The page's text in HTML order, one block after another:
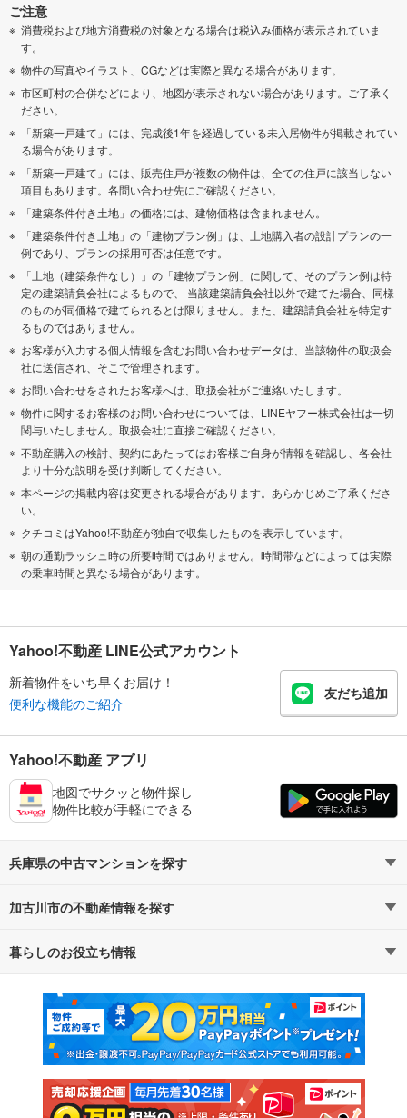
ご注意
消費税および地方消費税の対象となる場合は税込み価格が表示されていま
す。
物件の写真やイラスト、CGなどは実際と異なる場合があります。
市区町村の合併などにより、地図が表示されない場合があります。ご了承く
ださい。
「新築一戸建て」には、完成後1年を経過している未入居物件が掲載されてい
る場合があります。
「新築一戸建て」には、販売住戸が複数の物件は、全ての住戸に該当しない
項目もあります。各問い合わせ先にご確認ください。
「建築条件付き土地」の価格には、建物価格は含まれません。
「建築条件付き土地」の「建物プラン例」は、土地購入者の設計プランの一
例であり、プランの採用可否は任意です。
「土地（建築条件なし）」の「建物プラン例」に関して、そのプラン例は特
定の建築請負会社によるもので、 当該建築請負会社以外で建てた場合、同様
のものが同価格で建てられるとは限りません。また、建築請負会社を特定す
るものではありません。
お客様が入力する個人情報を含むお問い合わせデータは、当該物件の取扱会
社に送信され、そこで管理されます。
お問い合わせをされたお客様へは、取扱会社がご連絡いたします。
物件に関するお客様のお問い合わせについては、LINEヤフー株式会社は一切
関与いたしません。取扱会社に直接ご確認ください。
不動産購入の検討、契約にあたってはお客様ご自身が情報を確認し、各会社
より十分な説明を受け判断してください。
本ページの掲載内容は変更される場合があります。あらかじめご了承くださ
い。
クチコミはYahoo!不動産が独自で収集したものを表示しています。
朝の通勤ラッシュ時の所要時間ではありません。時間帯などによっては実際
の乗車時間と異なる場合があります。
Yahoo!不動産 LINE公式アカウント
新着物件をいち早くお届け！
便利な機能のご紹介
友だち追加
Yahoo!不動産 アプリ
地図でサクッと物件探し
物件比較が手軽にできる
兵庫県の中古マンションを探す
路線・駅から探す
通勤・通学時間から探す
加古川市の不動産情報を探す
不動産・住宅
新築マンション 中古マンション
新築一戸建て 中古一戸建て
注文住宅 土地
暮らしのお役立ち情報
マンションカタログ 教えて！住まいの先生